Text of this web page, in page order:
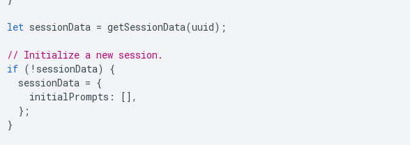
let sessionData = getSessionData(uuid);
// Initialize a new session.
if ( ! sessionData)
{
sessionData = {
initialPrompts :
[],
};
}